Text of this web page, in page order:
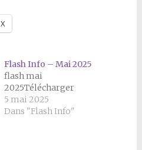
X
Flash Info – Mai 2025
flash mai
2025Télécharger
5 mai 2025
Dans "Flash Info"